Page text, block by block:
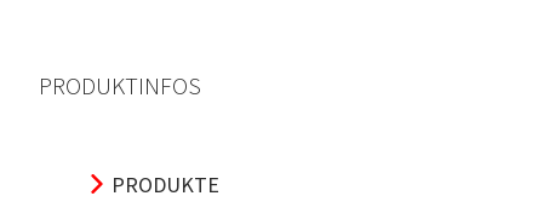
PRODUKTINFOS
PRODUKTE